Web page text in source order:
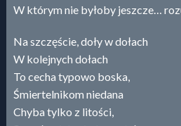
W którym nie byłoby jeszcze…
Na szczęście, doły w dołach
W kolejnych dołach
To cecha typowo boska,
Śmiertelnikom niedana
Chyba tylko z litości,